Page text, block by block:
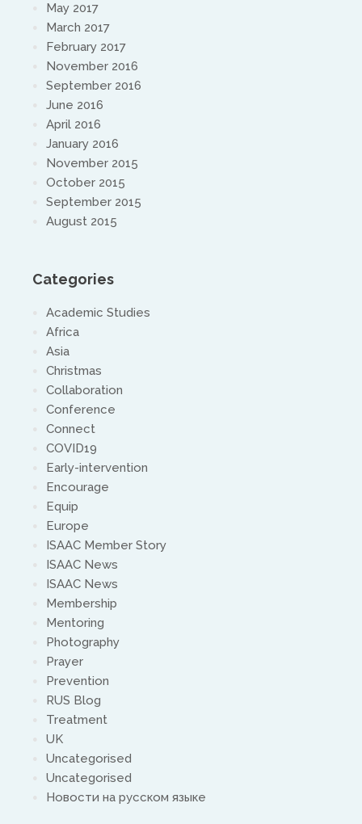
May 2017
March 2017
February 2017
November 2016
September 2016
June 2016
April 2016
January 2016
November 2015
October 2015
September 2015
August 2015
Categories
Academic Studies
Africa
Asia
Christmas
Collaboration
Conference
Connect
COVID19
Early-intervention
Encourage
Equip
Europe
ISAAC Member Story
ISAAC News
ISAAC News
Membership
Mentoring
Photography
Prayer
Prevention
RUS Blog
Treatment
UK
Uncategorised
Uncategorised
Новости на русском языке